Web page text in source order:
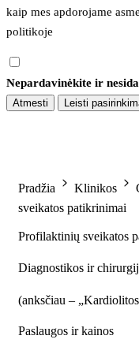
kaip mes apdorojame
politikoje
Nepardavinėkite ir
Atmesti Leisti
Pradžia Klinikos
sveikatos patikrinimai
Profilaktinių sveikatos
Diagnostikos ir
(anksčiau –
Paslaugos ir kainos